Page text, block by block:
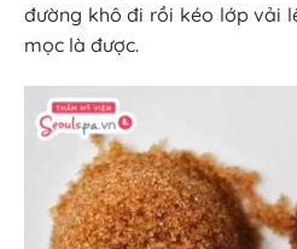
đường khô đi rồi kéo lớp vải
mọc là được.